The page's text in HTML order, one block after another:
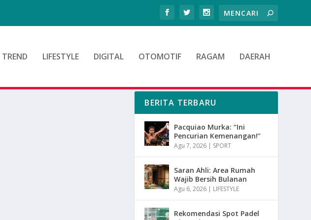
TREND LIFESTYLE DIGITAL OTOMOTIF RAGAM DAERAH
BERITA TERBARU
Pacquiao Murka: “Ini
Pencurian Kemenangan!”
Agu 7, 2026 | SPORT
Saran Ahli: Area Rumah
Wajib Bersih Bulanan
Agu 6, 2026 | LIFESTYLE
Rekomendasi Spot Padel